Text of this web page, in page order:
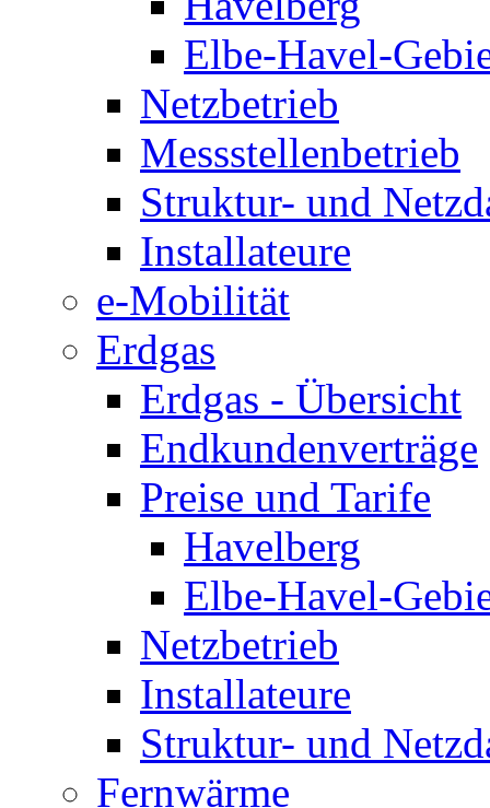
Elbe-Havel-
Netzbetrieb
Messstellenbetrieb
Struktur- und
Installateure
e-Mobilität
Erdgas
Erdgas - Übersicht
Endkundenverträge
Preise und Tarife
Havelberg
Elbe-Havel-
Netzbetrieb
Installateure
Struktur- und
Fernwärme